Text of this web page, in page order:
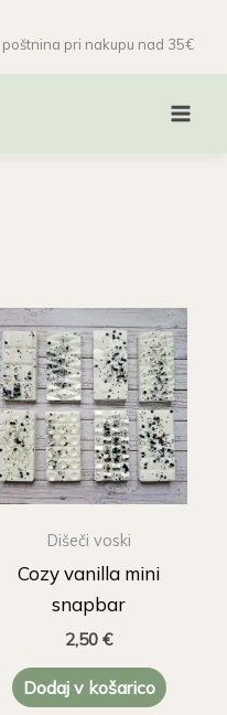
pri nakupu nad 35€
Dišeči voski
Cozy vanilla mini
snapbar
2,50€
Dodaj v košarico